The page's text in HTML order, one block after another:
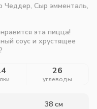
Сыр эмменталь,
эта пицца!
соус и хрустящее
26
углеводы
38 см